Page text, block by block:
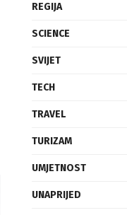
REGIJA
SCIENCE
SVIJET
TECH
TRAVEL
TURIZAM
UMJETNOST
UNAPRIJED